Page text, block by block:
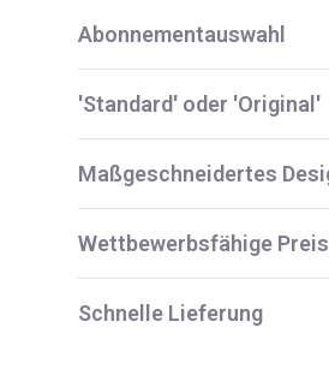
Abonnementauswahl
'Standard' oder 'Original'
Maßgeschneidertes
Wettbewerbsfähige
Schnelle Lieferung